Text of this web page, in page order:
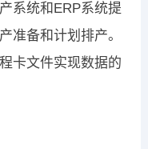
系统和ERP系统提
准备和计划排产。
卡文件实现数据的